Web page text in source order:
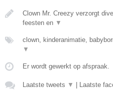
Clown Mr. Creezy verzorgt
feesten en ▼
clown, kinderanimatie,
▼
Er wordt gewerkt op afspraak.
Laatste tweets ▼ Laatste